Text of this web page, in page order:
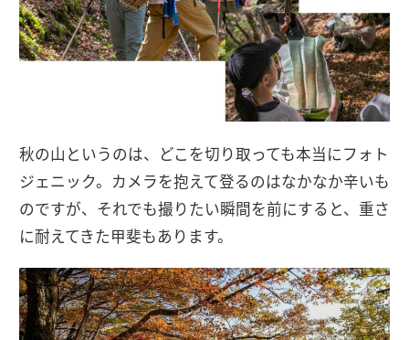
秋の山というのは、どこを切り取っても本当にフォト
ジェニック。カメラを抱えて登るのはなかなか辛いも
のですが、それでも撮りたい瞬間を前にすると、重さ
に耐えてきた甲斐もあります。